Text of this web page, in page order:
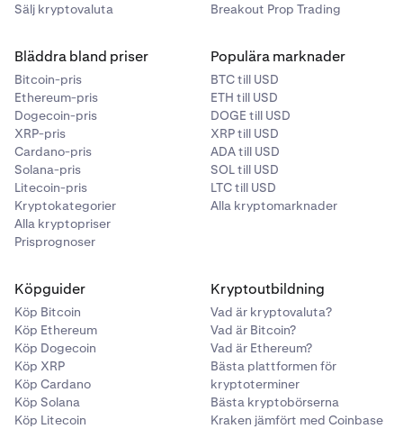
Sälj kryptovaluta
Breakout Prop Trading
Bläddra bland priser
Bitcoin-pris
Ethereum-pris
Dogecoin-pris
XRP-pris
Cardano-pris
Solana-pris
Litecoin-pris
Kryptokategorier
Alla kryptopriser
Prisprognoser
Populära marknader
BTC till USD
ETH till USD
DOGE till USD
XRP till USD
ADA till USD
SOL till USD
LTC till USD
Alla kryptomarknader
Köpguider
Köp Bitcoin
Köp Ethereum
Köp Dogecoin
Köp XRP
Köp Cardano
Köp Solana
Köp Litecoin
Kryptoutbildning
Vad är kryptovaluta?
Vad är Bitcoin?
Vad är Ethereum?
Bästa plattformen för
kryptoterminer
Bästa kryptobörserna
Kraken jämfört med Coinbase